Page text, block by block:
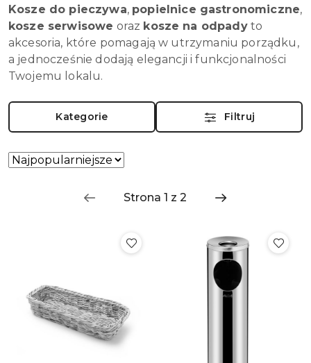
Kosze do pieczywa, popielnice gastronomiczne,
kosze serwisowe oraz kosze na odpadyto
akcesoria, które pomagają w utrzymaniu porządku,
a jednocześnie dodają elegancji i funkcjonalności
Twojemu lokalu.
Kategorie Filtruj
Zastosowano
Najpopularniejsze.
Sortuj